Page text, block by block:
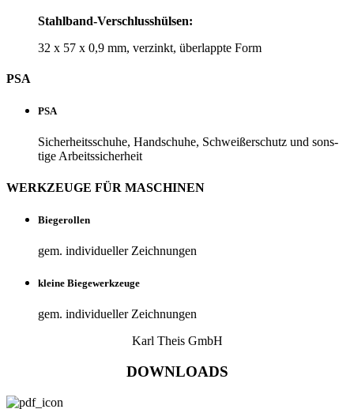
Stahl­band-Ver­schluss­hülsen:
32 x 57 x 0,9 mm, ver­zinkt, über­lappte Form
PSA
PSA
Sicher­heits­schuhe, Hand­schuhe, Schwei­ßer­schutz und sons­
tige Arbeitssicherheit
WERK­ZEUGE FÜR MASCHINEN
Bie­ge­rollen
gem. indi­vi­du­eller Zeichnungen
kleine Bie­ge­werk­zeuge
gem. indi­vi­du­eller Zeichnungen
Karl Theis GmbH
DOWN­LOADS